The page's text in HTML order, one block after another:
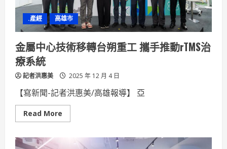
月
登
場
17
國
665
人
齊
雄，
進
國
際
.產經 高雄市
金屬中心技術移轉台朔重工 攜手推動rTMS治
療系統
記者洪惠美 2025 年 12 月 4 日
【寫新聞-記者洪惠美/高雄報導】 亞
Read More
more